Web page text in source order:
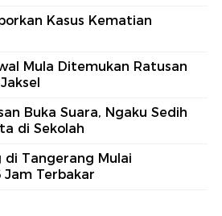
Kasus Kematian
Mula Ditemukan Ratusan
Buka Suara, Ngaku Sedih
di Sekolah
di Tangerang Mulai
Jam Terbakar